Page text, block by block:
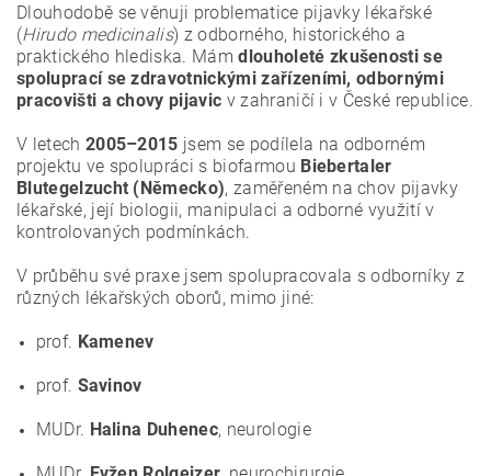
Dlouhodobě se věnuji problematice pijavky lékařské
(Hirudo medicinalis) z odborného, historického a
praktického hlediska. Mám dlouholeté zkušenosti se
spoluprací se zdravotnickými zařízeními, odbornými
pracovišti a chovy pijavic v zahraničí i v České republice.
V letech 2005–2015 jsem se podílela na odborném
projektu ve spolupráci s biofarmou Biebertaler
Blutegelzucht (Německo), zaměřeném na chov pijavky
lékařské, její biologii, manipulaci a odborné využití v
kontrolovaných podmínkách.
V průběhu své praxe jsem spolupracovala s odborníky z
různých lékařských oborů, mimo jiné:
prof. Kamenev
prof. Savinov
MUDr. Halina Duhenec, neurologie